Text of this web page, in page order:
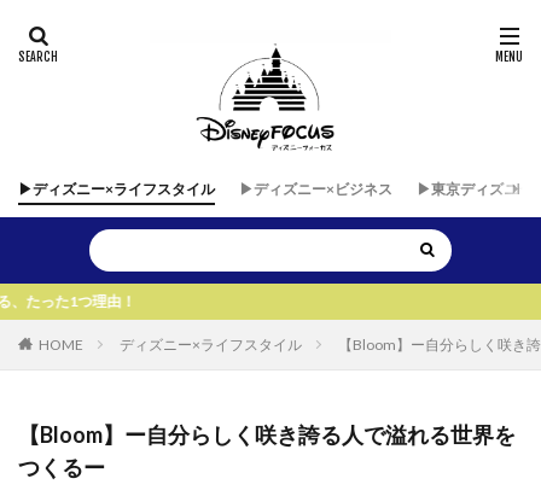
▶︎ディズニー×ライフスタイル ▶︎ディズニー×ビジネス ▶︎東京ディズニー
HOME ディズニー×ライフスタイル 【Bloom】ー自分らしく咲き
【Bloom】ー自分らしく咲き誇る人で溢れる世界を
つくるー